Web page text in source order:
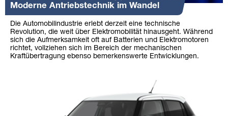
Moderne Antriebstechnik im Wandel
Die Automobilindustrie erlebt derzeit eine technische
Revolution, die weit über Elektromobilität hinausgeht. Während
sich die Aufmerksamkeit oft auf Batterien und Elektromotoren
richtet, vollziehen sich im Bereich der mechanischen
Kraftübertragung ebenso bemerkenswerte Entwicklungen.